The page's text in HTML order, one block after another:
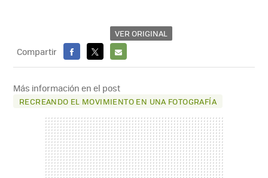
VER ORIGINAL
Compartir
FACEBOOK
X
E-
MAIL
Más información en el post
RECREANDO EL MOVIMIENTO EN UNA FOTOGRAFÍA